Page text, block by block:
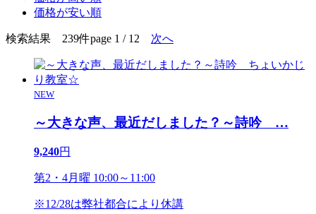
価格が安い順
検索結果 239件page 1 / 12 次へ
NEW
～大きな声、最近だしました？～詩吟 …
9,240円
第2・4月曜 10:00～11:00
※12/28は弊社都合により休講